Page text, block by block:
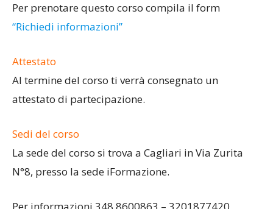
Per prenotare questo corso compila il form
“Richiedi informazioni”
Attestato
Al termine del corso ti verrà consegnato un
attestato di partecipazione.
Sedi del corso
La sede del corso si trova a Cagliari in Via Zurita
N°8, presso la sede iFormazione.